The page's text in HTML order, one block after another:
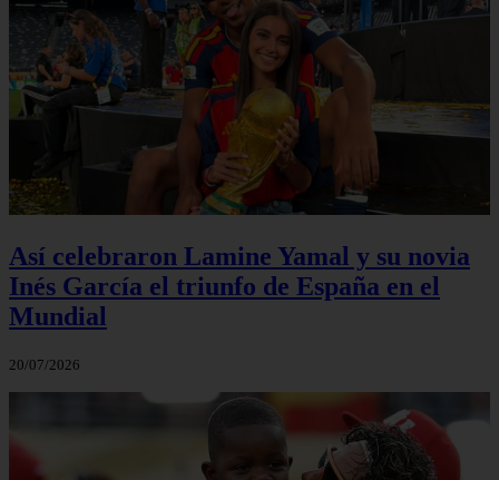
Así celebraron Lamine Yamal y su novia
Inés García el triunfo de España en el
Mundial
20/07/2026